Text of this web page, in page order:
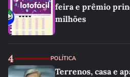
feira e prêmio
milhões
4 POLÍTICA
Terrenos, casa e